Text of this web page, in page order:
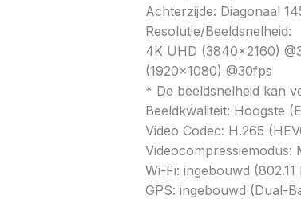
Achterzijde: Diagonaal
Resolutie/Beeldsnelheid:
4K UHD (3840×2160)
(1920×1080) @30fps
* De beeldsnelheid kan
Beeldkwaliteit: Hoogste
Video Codec: H.265
Videocompressiemodus:
Wi-Fi: ingebouwd (802.11
GPS: ingebouwd (Dual-